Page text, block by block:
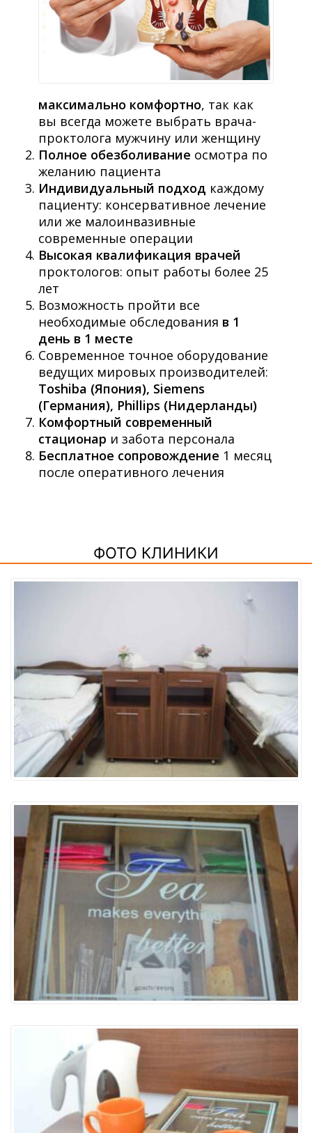
максимально комфортно, так как
вы всегда можете выбрать врача-
проктолога мужчину или женщину
Полное обезболивание осмотра по
желанию пациента
Индивидуальный подход каждому
пациенту: консервативное лечение
или же малоинвазивные
современные операции
Высокая квалификация врачей
проктологов: опыт работы более 25
лет
Возможность пройти все
необходимые обследования в 1
день в 1 месте
Современное точное оборудование
ведущих мировых производителей:
Toshiba (Япония), Siemens
(Германия), Phillips (Нидерланды)
Комфортный современный
стационар и забота персонала
Бесплатное сопровождение 1 месяц
после оперативного лечения
ФОТО КЛИНИКИ